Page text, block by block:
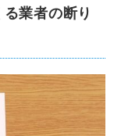
業者の断り